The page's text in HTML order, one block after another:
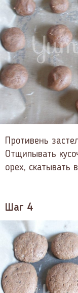
Противень
Отщипывать
орех, скатывать
Шаг 4